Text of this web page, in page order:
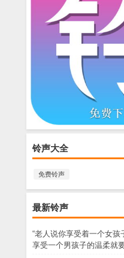
铃声大全
免费铃声
最新铃声
“老人说你享受着一个女
享受一个男孩子的温柔就